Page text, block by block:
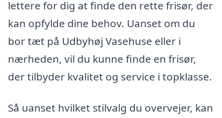
lettere for dig at finde den rette frisør, der
kan opfylde dine behov. Uanset om du
bor tæt på Udbyhøj Vasehuse eller i
nærheden, vil du kunne finde en frisør,
der tilbyder kvalitet og service i topklasse.
Så uanset hvilket stilvalg du overvejer, kan